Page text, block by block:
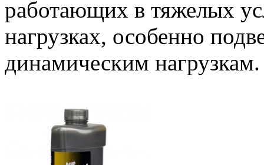
работающих в тяжелых
нагрузках, особенно
динамическим нагрузкам.